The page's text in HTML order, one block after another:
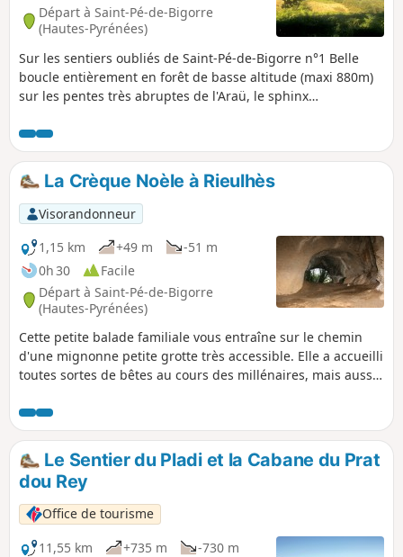
Départ à Saint-Pé-de-Bigorre
(Hautes-Pyrénées)
Sur les sentiers oubliés de Saint-Pé-de-Bigorre n°1 Belle
boucle entièrement en forêt de basse altitude (maxi 880m)
sur les pentes très abruptes de l'Araü, le sphinx
découverte de lieux fréquentés autrefois par les
charbonniers (ahumats) et aujourd'hui par les passionnés
de la forêt de Très-Croutz. Passage près de quelques
grottes remarquables. Attention, il s'agit d'une randonnée
engagée.
La Crèque Noèle à Rieulhès
Visorandonneur
1,15 km
+49 m
-51 m
0h 30
Facile
Départ à Saint-Pé-de-Bigorre
(Hautes-Pyrénées)
Cette petite balade familiale vous entraîne sur le chemin
d'une mignonne petite grotte très accessible. Elle a accueilli
toutes sortes de bêtes au cours des millénaires, mais aussi
visibles à l’œil nu, si ce n'est les bauges à ours et les
pointages des fouilles paléontologiques. Restent le beau
volume de cette grotte, étonnant et rare dans la région, et
son emplacement dans cette toujours mystérieuse forêt de
Très-Croutz.
Le Sentier du Pladi et la Cabane du Prat
dou Rey
Office de tourisme
11,55 km
+735 m
-730 m